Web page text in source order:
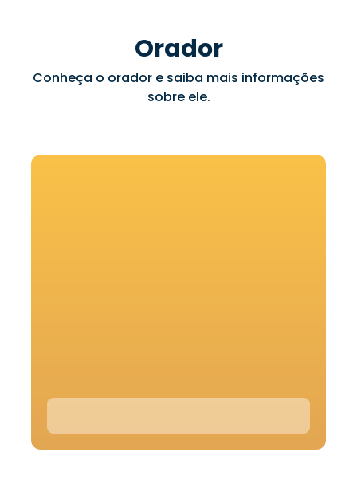
Orador
Conheça o orador e saiba mais informações
sobre ele.